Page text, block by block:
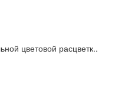
цветовой расцветк..